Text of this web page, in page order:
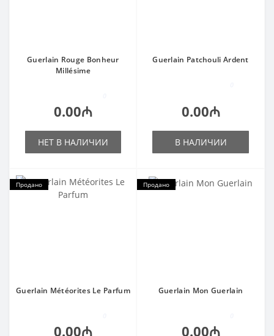
Guerlain Rouge Bonheur
Millésime
0.00₼
НЕТ В НАЛИЧИИ
Guerlain Patchouli Ardent
0.00₼
В НАЛИЧИИ
Продано
Guerlain Météorites Le Parfum
0.00₼
Продано
Guerlain Mon Guerlain
0.00₼